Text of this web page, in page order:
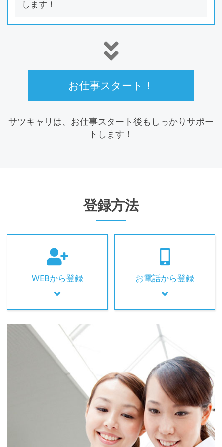
します！
お仕事スタート！
サツキャリは、お仕事スタート後もしっかりサポー
トします！
登録⽅法
WEBから登録 お電話から登録